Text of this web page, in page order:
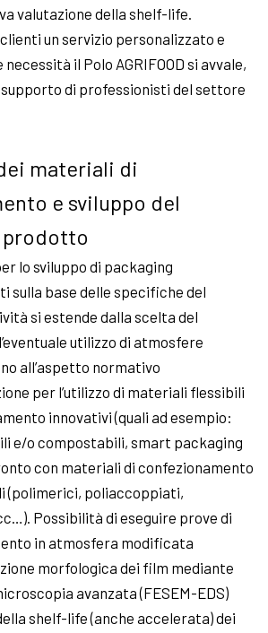
valutazione della shelf-life.
un servizio personalizzato e
il Polo AGRIFOOD si avvale,
supporto di professionisti del settore
materiali di
e sviluppo del
prodotto
lo sviluppo di packaging
sulla base delle specifiche del
si estende dalla scelta del
utilizzo di atmosfere
all’aspetto normativo
per l’utilizzo di materiali flessibili
innovativi (quali ad esempio:
e/o compostabili, smart packaging
con materiali di confezionamento
(polimerici, poliaccoppiati,
Possibilità di eseguire prove di
in atmosfera modificata
morfologica dei film mediante
avanzata (FESEM-EDS)
shelf-life (anche accelerata) dei